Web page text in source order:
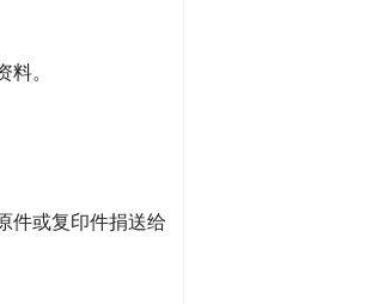
。
件或复印件捐送给